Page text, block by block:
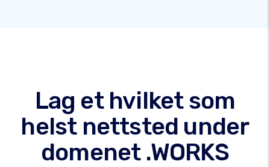
Lag et hvilket som
helst nettsted under
domenet .WORKS